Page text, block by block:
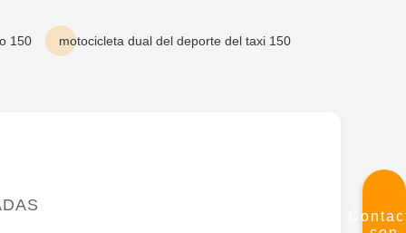
150 motocicleta dual del deporte del taxi 150